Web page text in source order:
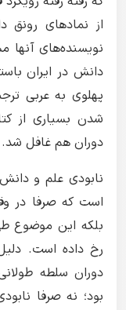
از نمادهای رونق
نویسنده‌های آنها
دانش در ایران
پهلوی به عربی
شدن بسیاری از
دوران هم غافل شد.
نابودی علم و
است که صرفا در
بلکه این موضوع
رخ داده است.
دوران سلطه
بود؛ نه صرفا